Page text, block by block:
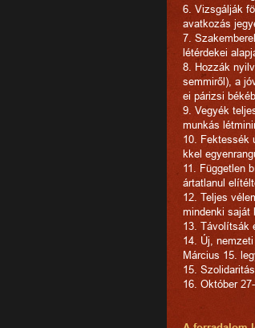
6. Vizsgálják
avatkozás
7.
létérdekei
8. Hozzák
semmiről), a
ei párizsi
9. Vegyék
munkás
10. Fektessék
kkel
11. Független
ártatlanul
12. Teljes
mindenki saját
13. Távolítsák
14. Új,
Március 15.
15.
16. Október